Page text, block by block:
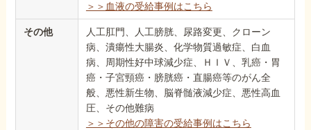
＞＞血液の受給事例はこちら
その他
人工肛門、人工膀胱、尿路変更、クローン
病、潰瘍性大腸炎、化学物質過敏症、白血
病、周期性好中球減少症、ＨＩＶ、乳癌・胃
癌・子宮頸癌・膀胱癌・直腸癌等のがん全
般、悪性新生物、脳脊髄液減少症、悪性高血
圧、その他難病
＞＞その他の障害の受給事例はこちら